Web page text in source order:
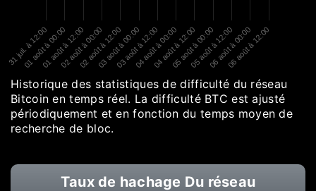
31 juil. à 12:00
01 août à 00:00
01 août à 12:00
02 août à 00:00
02 août à 12:00
03 août à 00:00
03 août à 12:00
04 août à 00:00
04 août à 12:00
05 août à 00:00
05 août à 12:00
06 août à 00:00
06 août à 12:00
Historique des statistiques de difficulté du réseau
Bitcoin en temps réel. La difficulté BTC est ajusté
périodiquement et en fonction du temps moyen de
recherche de bloc.
Taux de hachage Du réseau